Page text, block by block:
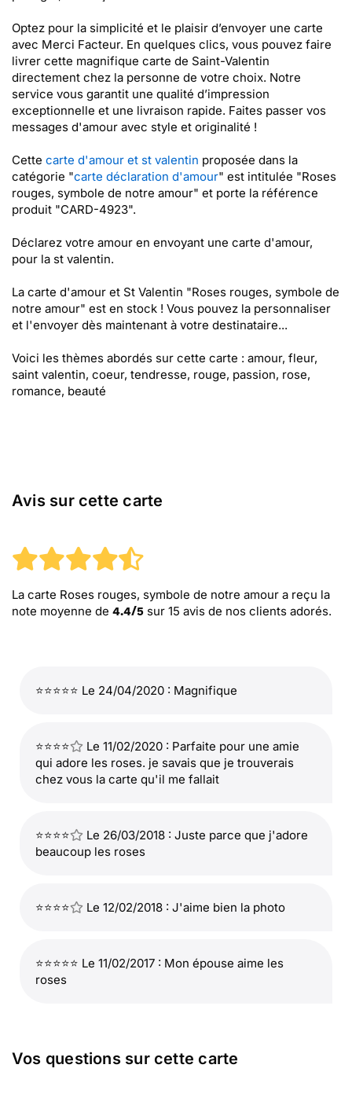
Optez pour la simplicité et le plaisir d’envoyer une carte
avec Merci Facteur. En quelques clics, vous pouvez faire
livrer cette magnifique carte de Saint-Valentin
directement chez la personne de votre choix. Notre
service vous garantit une qualité d’impression
exceptionnelle et une livraison rapide. Faites passer vos
messages d'amour avec style et originalité !
Cette carte d'amour et st valentin proposée dans la
catégorie "carte déclaration d'amour" est intitulée "Roses
rouges, symbole de notre amour" et porte la référence
produit "CARD-4923".
Déclarez votre amour en envoyant une carte d'amour,
pour la st valentin.
La carte d'amour et St Valentin "Roses rouges, symbole de
notre amour" est en stock ! Vous pouvez la personnaliser
et l'envoyer dès maintenant à votre destinataire...
Voici les thèmes abordés sur cette carte : amour, fleur,
saint valentin, coeur, tendresse, rouge, passion, rose,
romance, beauté
Avis sur cette carte
La carte Roses rouges, symbole de notre amour a reçu la
note moyenne de 4.4/5 sur 15 avis de nos clients adorés.
⭐⭐⭐⭐⭐ Le 24/04/2020 : Magnifique
⭐⭐⭐⭐
Le 11/02/2020 : Parfaite pour une amie
qui adore les roses. je savais que je trouverais
chez vous la carte qu'il me fallait
⭐⭐⭐⭐
Le 26/03/2018 : Juste parce que j'adore
beaucoup les roses
⭐⭐⭐⭐ Le 12/02/2018 : J'aime bien la photo
⭐⭐⭐⭐⭐ Le 11/02/2017 : Mon épouse aime les
roses
Vos questions sur cette carte